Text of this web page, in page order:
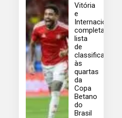
Vitória
e
Internacional
completam
lista
de
classificados
às
quartas
da
Copa
Betano
do
Brasil